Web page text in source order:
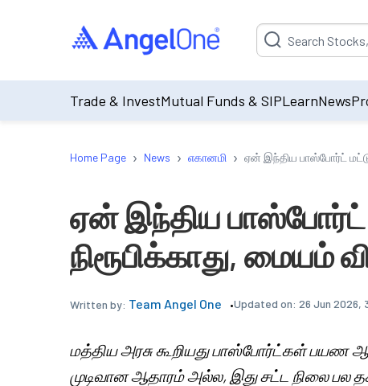
Suggestion will be
Trade & InvestMutual Funds & SIPLearnNews
Home Page › News › எகானமி › ஏன் இந்திய பாஸ்போர்ட்
ஏன் இந்திய பாஸ்போர்ட்
நிரூபிக்காது, மையம்
Written by: Team Angel One Updated on: 26 Jun 2026,
மத்திய அரசு கூறியது பாஸ்போர்ட்கள் பயண
முடிவான ஆதாரம் அல்ல, இது சட்ட நிலை பல